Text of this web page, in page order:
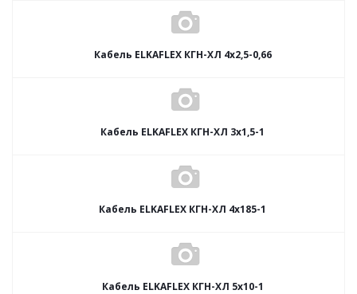
Кабель ELKAFLEX КГН-ХЛ 4x2,5-0,66
Кабель ELKAFLEX КГН-ХЛ 3x1,5-1
Кабель ELKAFLEX КГН-ХЛ 4x185-1
Кабель ELKAFLEX КГН-ХЛ 5x10-1